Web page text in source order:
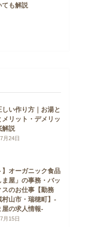
ても解説
しい作り方｜お湯と
メリット・デメリッ
解説
月24日
】オーガニック食品
ま屋」の事務・バッ
スのお仕事【勤務
村山市・瑞穂町】-
屋の求人情報-
月15日